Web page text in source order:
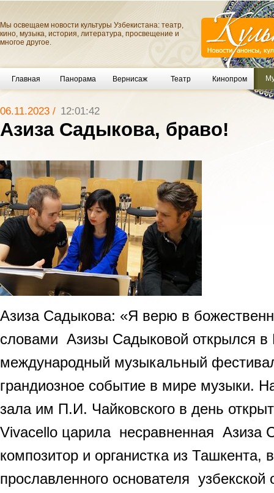
Мы освещаем новости культуры Узбекистана: театр,
кино, музыка, история, литература, просвещение и
многое другое.
Главная Панорама Вернисаж Театр Кинопром
06.11.2023 / 12:01:42
Азиза Садыкова, браво!
Азиза Садыкова: «Я верю в
словами Азизы Садыковой открылся в
международный музыкальный
грандиозное событие в мире музыки.
зала им П.И. Чайковского в день
Vivacello царила несравненная Азиза
композитор и органистка из Ташкента,
прославленного основателя